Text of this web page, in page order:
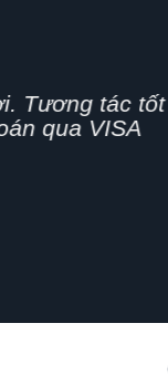
đang dần
mạng xã hội